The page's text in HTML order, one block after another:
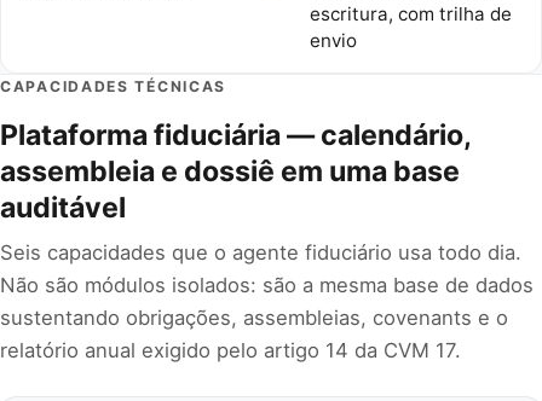
escritura, com trilha de
envio
CAPACIDADES TÉCNICAS
Plataforma fiduciária — calendário,
assembleia e dossiê em uma base
auditável
Seis capacidades que o agente fiduciário usa todo dia.
Não são módulos isolados: são a mesma base de dados
sustentando obrigações, assembleias, covenants e o
relatório anual exigido pelo artigo 14 da CVM 17.